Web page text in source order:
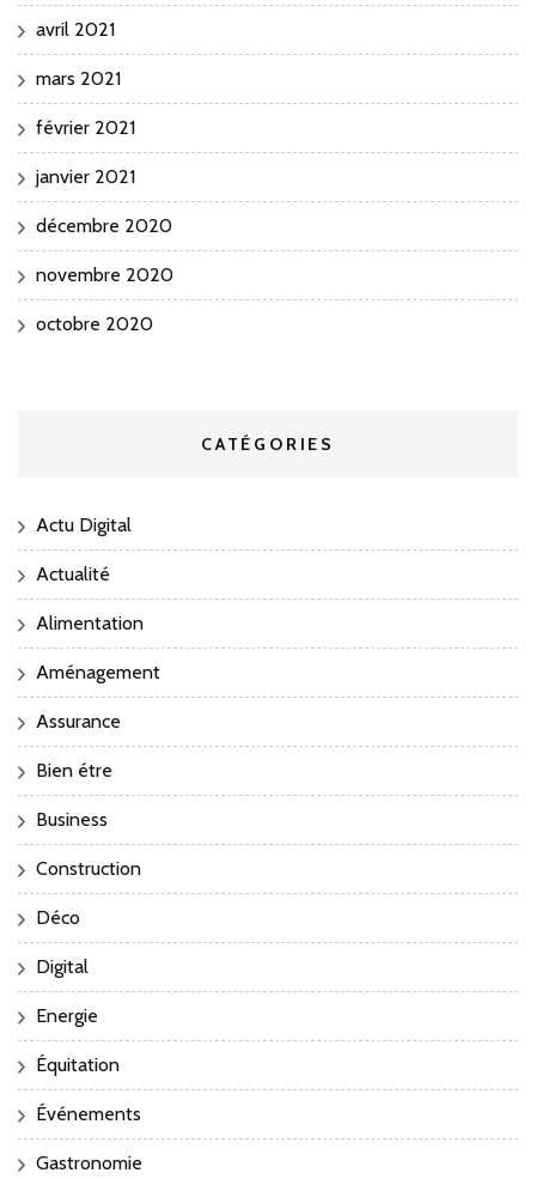
avril 2021
mars 2021
février 2021
janvier 2021
décembre 2020
novembre 2020
octobre 2020
CATÉGORIES
Actu Digital
Actualité
Alimentation
Aménagement
Assurance
Bien étre
Business
Construction
Déco
Digital
Energie
Équitation
Événements
Gastronomie